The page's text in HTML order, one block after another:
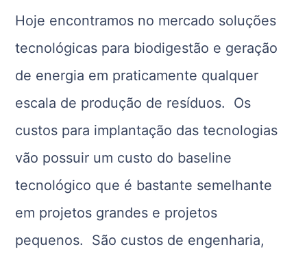
Hoje encontramos no mercado soluções
tecnológicas para biodigestão e geração
de energia em praticamente qualquer
escala de produção de resíduos. Os
custos para implantação das tecnologias
vão possuir um custo do baseline
tecnológico que é bastante semelhante
em projetos grandes e projetos
pequenos. São custos de engenharia,